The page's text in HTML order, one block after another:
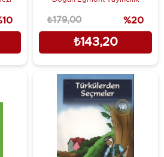
₺143,20
₺179,00 %20